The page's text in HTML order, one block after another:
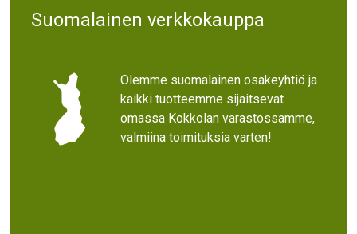
Suomalainen verkkokauppa
Olemme suomalainen osakeyhtiö ja
kaikki tuotteemme sijaitsevat
omassa Kokkolan varastossamme,
valmiina toimituksia varten!